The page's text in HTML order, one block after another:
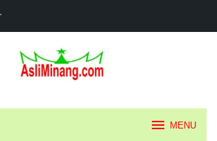
MENU